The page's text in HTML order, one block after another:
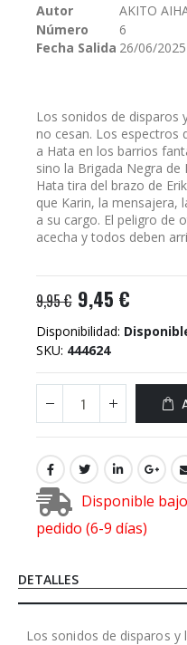
imágenes
Autor
AKITO
Número
6
Fecha Salida 26/06/2025
Los sonidos de disparos
no cesan. Los espectros
a Hata en los barrios
sino la Brigada Negra de
Hata tira del brazo de
que Karin, la mensajera,
a su cargo. El peligro de
acecha y todos deben
9,95 € 9,45 €
Disponibilidad:
SKU 444624
Disponible bajo
pedido (6-9 días)
DETALLES
Los sonidos de disparos y